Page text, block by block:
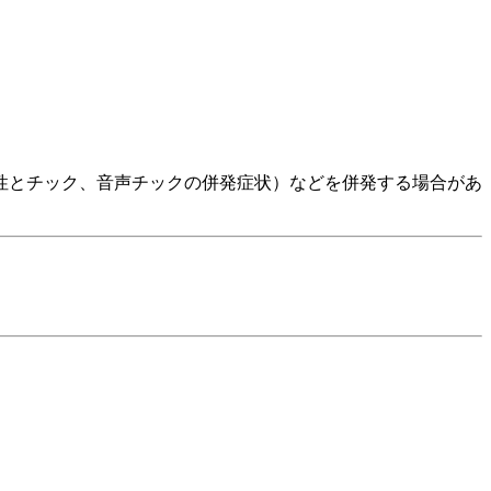
チック、音声チックの併発症状）などを併発する場合があ